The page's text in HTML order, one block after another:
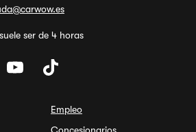
ser de 4 horas
Empleo